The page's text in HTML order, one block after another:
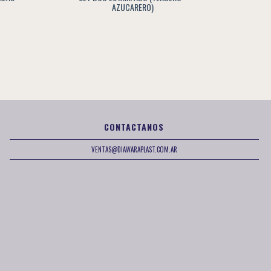
AZUCARERO)
CONTACTANOS
VENTAS@DIAWARAPLAST.COM.AR